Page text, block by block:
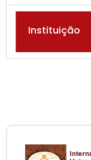
Instituição